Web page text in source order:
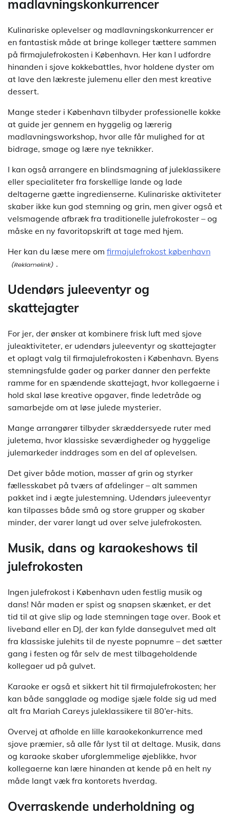
madlavningskonkurrencer
Kulinariske oplevelser og madlavningskonkurrencer er
en fantastisk måde at bringe kolleger tættere sammen
på firmajulefrokosten i København. Her kan I udfordre
hinanden i sjove kokkebattles, hvor holdene dyster om
at lave den lækreste julemenu eller den mest kreative
dessert.
Mange steder i København tilbyder professionelle kokke
at guide jer gennem en hyggelig og lærerig
madlavningsworkshop, hvor alle får mulighed for at
bidrage, smage og lære nye teknikker.
I kan også arrangere en blindsmagning af juleklassikere
eller specialiteter fra forskellige lande og lade
deltagerne gætte ingredienserne. Kulinariske aktiviteter
skaber ikke kun god stemning og grin, men giver også et
velsmagende afbræk fra traditionelle julefrokoster – og
måske en ny favoritopskrift at tage med hjem.
Her kan du læse mere om firmajulefrokost københavn
.
Udendørs juleeventyr og
skattejagter
For jer, der ønsker at kombinere frisk luft med sjove
juleaktiviteter, er udendørs juleeventyr og skattejagter
et oplagt valg til firmajulefrokosten i København. Byens
stemningsfulde gader og parker danner den perfekte
ramme for en spændende skattejagt, hvor kollegaerne i
hold skal løse kreative opgaver, finde ledetråde og
samarbejde om at løse julede mysterier.
Mange arrangører tilbyder skræddersyede ruter med
juletema, hvor klassiske seværdigheder og hyggelige
julemarkeder inddrages som en del af oplevelsen.
Det giver både motion, masser af grin og styrker
fællesskabet på tværs af afdelinger – alt sammen
pakket ind i ægte julestemning. Udendørs juleeventyr
kan tilpasses både små og store grupper og skaber
minder, der varer langt ud over selve julefrokosten.
Musik, dans og karaokeshows til
julefrokosten
Ingen julefrokost i København uden festlig musik og
dans! Når maden er spist og snapsen skænket, er det
tid til at give slip og lade stemningen tage over. Book et
liveband eller en DJ, der kan fylde dansegulvet med alt
fra klassiske julehits til de nyeste popnumre – det sætter
gang i festen og får selv de mest tilbageholdende
kollegaer ud på gulvet.
Karaoke er også et sikkert hit til firmajulefrokosten; her
kan både sangglade og modige sjæle folde sig ud med
alt fra Mariah Careys juleklassikere til 80’er-hits.
Overvej at afholde en lille karaokekonkurrence med
sjove præmier, så alle får lyst til at deltage. Musik, dans
og karaoke skaber uforglemmelige øjeblikke, hvor
kollegaerne kan lære hinanden at kende på en helt ny
måde langt væk fra kontorets hverdag.
Overraskende underholdning og